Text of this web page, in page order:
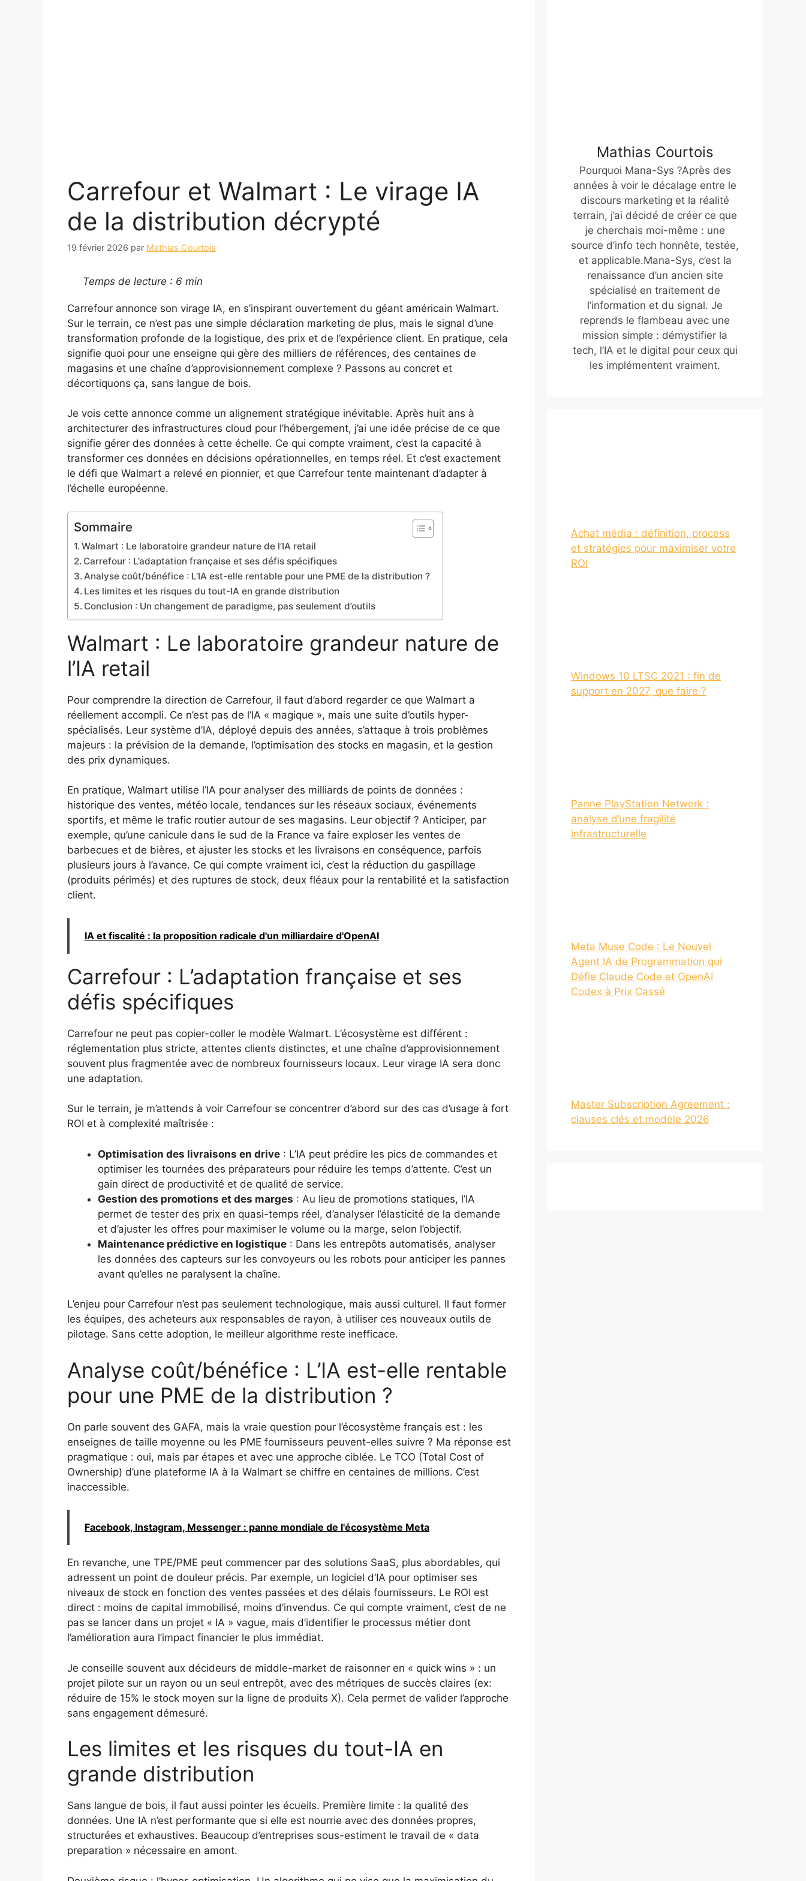
Carrefour et Walmart : Le virage IA
de la distribution décrypté
19 février 2026 par Mathias Courtois
Temps de lecture : 6 min
Carrefour annonce son virage IA, en s’inspirant ouvertement du géant américain Walmart.
Sur le terrain, ce n’est pas une simple déclaration marketing de plus, mais le signal d’une
transformation profonde de la logistique, des prix et de l’expérience client. En pratique, cela
signifie quoi pour une enseigne qui gère des milliers de références, des centaines de
magasins et une chaîne d’approvisionnement complexe ? Passons au concret et
décortiquons ça, sans langue de bois.
Je vois cette annonce comme un alignement stratégique inévitable. Après huit ans à
architecturer des infrastructures cloud pour l’hébergement, j’ai une idée précise de ce que
signifie gérer des données à cette échelle. Ce qui compte vraiment, c’est la capacité à
transformer ces données en décisions opérationnelles, en temps réel. Et c’est exactement
le défi que Walmart a relevé en pionnier, et que Carrefour tente maintenant d’adapter à
l’échelle européenne.
Sommaire
Walmart : Le laboratoire grandeur nature de l’IA retail
Carrefour : L’adaptation française et ses défis spécifiques
Analyse coût/bénéfice : L’IA est-elle rentable pour une PME de la distribution ?
Les limites et les risques du tout-IA en grande distribution
Conclusion : Un changement de paradigme, pas seulement d’outils
Walmart : Le laboratoire grandeur nature de
l’IA retail
Pour comprendre la direction de Carrefour, il faut d’abord regarder ce que Walmart a
réellement accompli. Ce n’est pas de l’IA « magique », mais une suite d’outils hyper-
spécialisés. Leur système d’IA, déployé depuis des années, s’attaque à trois problèmes
majeurs : la prévision de la demande, l’optimisation des stocks en magasin, et la gestion
des prix dynamiques.
En pratique, Walmart utilise l’IA pour analyser des milliards de points de données :
historique des ventes, météo locale, tendances sur les réseaux sociaux, événements
sportifs, et même le trafic routier autour de ses magasins. Leur objectif ? Anticiper, par
exemple, qu’une canicule dans le sud de la France va faire exploser les ventes de
barbecues et de bières, et ajuster les stocks et les livraisons en conséquence, parfois
plusieurs jours à l’avance. Ce qui compte vraiment ici, c’est la réduction du gaspillage
(produits périmés) et des ruptures de stock, deux fléaux pour la rentabilité et la satisfaction
client.
IA et fiscalité : la proposition radicale d'un milliardaire d'OpenAI
Carrefour : L’adaptation française et ses
défis spécifiques
Carrefour ne peut pas copier-coller le modèle Walmart. L’écosystème est différent :
réglementation plus stricte, attentes clients distinctes, et une chaîne d’approvisionnement
souvent plus fragmentée avec de nombreux fournisseurs locaux. Leur virage IA sera donc
une adaptation.
Sur le terrain, je m’attends à voir Carrefour se concentrer d’abord sur des cas d’usage à fort
ROI et à complexité maîtrisée :
Optimisation des livraisons en drive : L’IA peut prédire les pics de commandes et
optimiser les tournées des préparateurs pour réduire les temps d’attente. C’est un
gain direct de productivité et de qualité de service.
Gestion des promotions et des marges : Au lieu de promotions statiques, l’IA
permet de tester des prix en quasi-temps réel, d’analyser l’élasticité de la demande
et d’ajuster les offres pour maximiser le volume ou la marge, selon l’objectif.
Maintenance prédictive en logistique : Dans les entrepôts automatisés, analyser
les données des capteurs sur les convoyeurs ou les robots pour anticiper les pannes
avant qu’elles ne paralysent la chaîne.
L’enjeu pour Carrefour n’est pas seulement technologique, mais aussi culturel. Il faut former
les équipes, des acheteurs aux responsables de rayon, à utiliser ces nouveaux outils de
pilotage. Sans cette adoption, le meilleur algorithme reste inefficace.
Analyse coût/bénéfice : L’IA est-elle rentable
pour une PME de la distribution ?
On parle souvent des GAFA, mais la vraie question pour l’écosystème français est : les
enseignes de taille moyenne ou les PME fournisseurs peuvent-elles suivre ? Ma réponse est
pragmatique : oui, mais par étapes et avec une approche ciblée. Le TCO (Total Cost of
Ownership) d’une plateforme IA à la Walmart se chiffre en centaines de millions. C’est
inaccessible.
Facebook, Instagram, Messenger : panne mondiale de l'écosystème Meta
En revanche, une TPE/PME peut commencer par des solutions SaaS, plus abordables, qui
adressent un point de douleur précis. Par exemple, un logiciel d’IA pour optimiser ses
niveaux de stock en fonction des ventes passées et des délais fournisseurs. Le ROI est
direct : moins de capital immobilisé, moins d’invendus. Ce qui compte vraiment, c’est de ne
pas se lancer dans un projet « IA » vague, mais d’identifier le processus métier dont
l’amélioration aura l’impact financier le plus immédiat.
Je conseille souvent aux décideurs de middle-market de raisonner en « quick wins » : un
projet pilote sur un rayon ou un seul entrepôt, avec des métriques de succès claires (ex:
réduire de 15% le stock moyen sur la ligne de produits X). Cela permet de valider l’approche
sans engagement démesuré.
Les limites et les risques du tout-IA en
grande distribution
Sans langue de bois, il faut aussi pointer les écueils. Première limite : la qualité des
données. Une IA n’est performante que si elle est nourrie avec des données propres,
structurées et exhaustives. Beaucoup d’entreprises sous-estiment le travail de « data
preparation » nécessaire en amont.
Mathias Courtois
Pourquoi Mana-Sys ?Après des
années à voir le décalage entre le
discours marketing et la réalité
terrain, j’ai décidé de créer ce que
je cherchais moi-même : une
source d’info tech honnête, testée,
et applicable.Mana-Sys, c’est la
renaissance d’un ancien site
spécialisé en traitement de
l’information et du signal. Je
reprends le flambeau avec une
mission simple : démystifier la
tech, l’IA et le digital pour ceux qui
les implémentent vraiment.
Achat média : définition, process
et stratégies pour maximiser votre
ROI
Windows 10 LTSC 2021 : fin de
support en 2027, que faire ?
Panne PlayStation Network :
analyse d’une fragilité
infrastructurelle
Meta Muse Code : Le Nouvel
Agent IA de Programmation qui
Défie Claude Code et OpenAI
Codex à Prix Cassé
Master Subscription Agreement :
clauses clés et modèle 2026